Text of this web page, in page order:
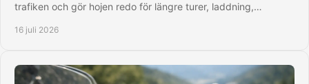
trafiken och gör hojen redo för längre turer, laddning,
16 juli 2026